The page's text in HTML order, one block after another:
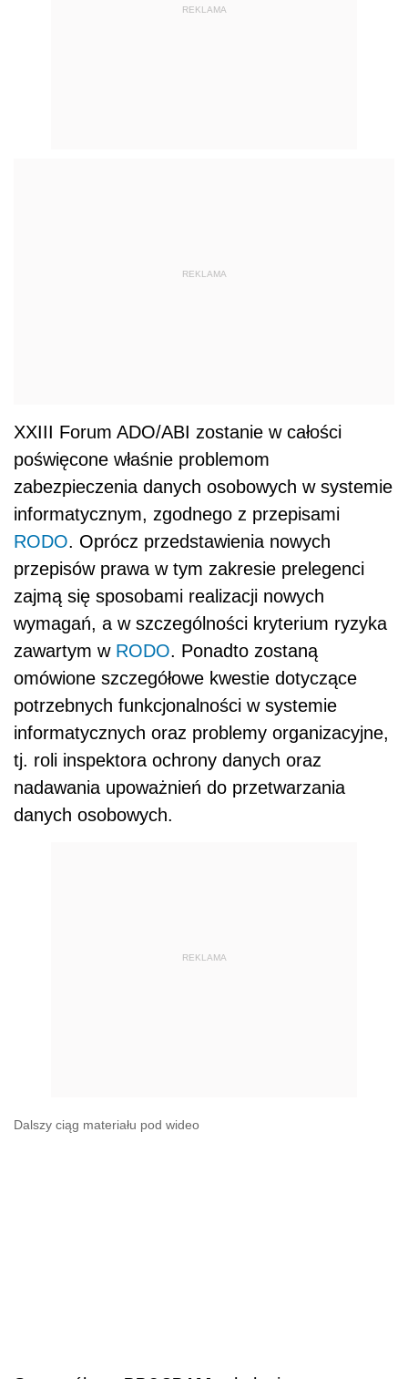
REKLAMA
REKLAMA
XXIII Forum ADO/ABI zostanie w całości
poświęcone właśnie problemom
zabezpieczenia danych osobowych w systemie
informatycznym, zgodnego z przepisami
RODO. Oprócz przedstawienia nowych
przepisów prawa w tym zakresie prelegenci
zajmą się sposobami realizacji nowych
wymagań, a w szczególności kryterium ryzyka
zawartym w RODO. Ponadto zostaną
omówione szczegółowe kwestie dotyczące
potrzebnych funkcjonalności w systemie
informatycznych oraz problemy organizacyjne,
tj. roli inspektora ochrony danych oraz
nadawania upoważnień do przetwarzania
danych osobowych.
REKLAMA
Dalszy ciąg materiału pod wideo